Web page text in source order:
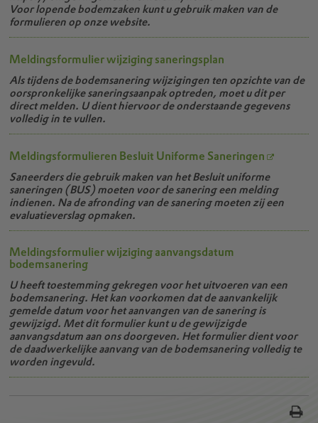
Voor lopende bodemzaken kunt u gebruik maken van de
formulieren op onze website.
Meldingsformulier wijziging saneringsplan
Als tijdens de bodemsanering wijzigingen ten opzichte van de
oorspronkelijke saneringsaanpak optreden, moet u dit per
direct melden. U dient hiervoor de onderstaande gegevens
volledig in te vullen.
Meldingsformulieren Besluit Uniforme Saneringen
Saneerders die gebruik maken van het Besluit uniforme
saneringen (BUS) moeten voor de sanering een melding
indienen. Na de afronding van de sanering moeten zij een
evaluatieverslag opmaken.
Meldingsformulier wijziging aanvangsdatum
bodemsanering
U heeft toestemming gekregen voor het uitvoeren van een
bodemsanering. Het kan voorkomen dat de aanvankelijk
gemelde datum voor het aanvangen van de sanering is
gewijzigd. Met dit formulier kunt u de gewijzigde
aanvangsdatum aan ons doorgeven. Het formulier dient voor
de daadwerkelijke aanvang van de bodemsanering volledig te
worden ingevuld.